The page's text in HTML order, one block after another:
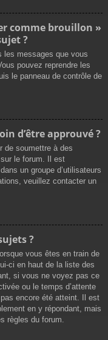
comme brouillon »
?
les messages que vous
pouvez reprendre les
le panneau de contrôle de
d’être approuvé ?
de soumettre à des
le forum. Il est
un groupe d’utilisateurs
veuillez contacter un
?
vous êtes en train de
ci en haut de la liste des
si vous ne voyez pas ce
ou le temps d’attente
encore été atteint. Il est
en y répondant, mais
règles du forum.